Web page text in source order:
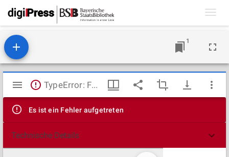
1
Mirador
Viewer
TypeError: Failed to fetch
Es ist ein Fehler aufgetreten
Technische Details